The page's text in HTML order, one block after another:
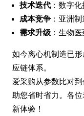
技术迭代 ：数字
成本竞争 ：亚洲
需求升级 ：生物
如今离心机制造已
应链体系。
爱采购从参数比对
助您省时省力。各
新体验！